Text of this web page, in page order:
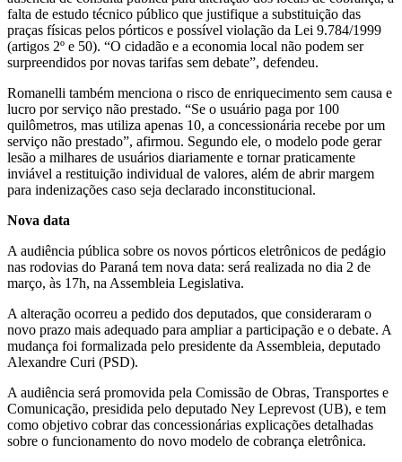
falta de estudo técnico público que justifique a substituição das
praças físicas pelos pórticos e possível violação da Lei 9.784/1999
(artigos 2º e 50). “O cidadão e a economia local não podem ser
surpreendidos por novas tarifas sem debate”, defendeu.
Romanelli também menciona o risco de enriquecimento sem causa e
lucro por serviço não prestado. “Se o usuário paga por 100
quilômetros, mas utiliza apenas 10, a concessionária recebe por um
serviço não prestado”, afirmou. Segundo ele, o modelo pode gerar
lesão a milhares de usuários diariamente e tornar praticamente
inviável a restituição individual de valores, além de abrir margem
para indenizações caso seja declarado inconstitucional.
Nova data
A audiência pública sobre os novos pórticos eletrônicos de pedágio
nas rodovias do Paraná tem nova data: será realizada no dia 2 de
março, às 17h, na Assembleia Legislativa.
A alteração ocorreu a pedido dos deputados, que consideraram o
novo prazo mais adequado para ampliar a participação e o debate. A
mudança foi formalizada pelo presidente da Assembleia, deputado
Alexandre Curi (PSD).
A audiência será promovida pela Comissão de Obras, Transportes e
Comunicação, presidida pelo deputado Ney Leprevost (UB), e tem
como objetivo cobrar das concessionárias explicações detalhadas
sobre o funcionamento do novo modelo de cobrança eletrônica.